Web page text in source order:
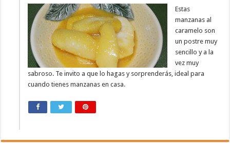
Estas
manzanas al
caramelo son
un postre muy
sencillo y a la
vez muy
sabroso. Te invito a que lo hagas y sorprenderás, ideal para
cuando tienes manzanas en casa.